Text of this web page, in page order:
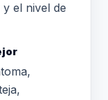
el nivel de